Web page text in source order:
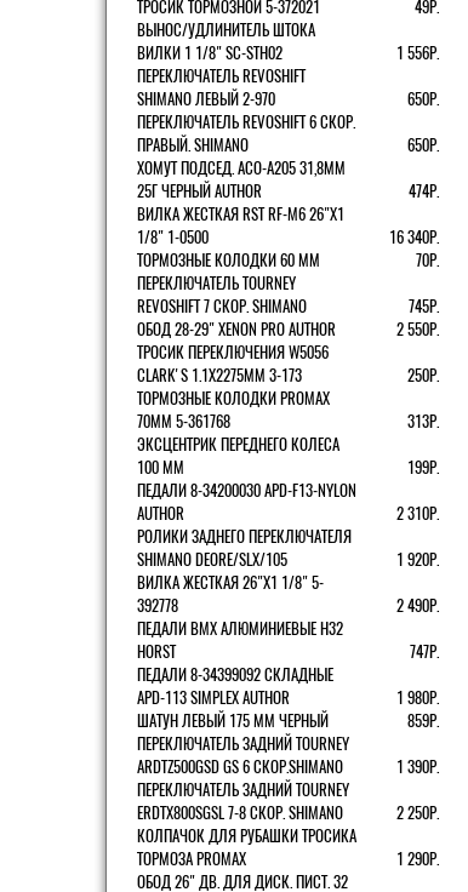
ТРОСИК ТОРМОЗНОЙ 5-372021
49Р.
ВЫНОС/УДЛИНИТЕЛЬ ШТОКА
ВИЛКИ 1 1/8" SC-STH02
1 556Р.
ПЕРЕКЛЮЧАТЕЛЬ REVOSHIFT
SHIMANO ЛЕВЫЙ 2-970
650Р.
ПЕРЕКЛЮЧАТЕЛЬ REVOSHIFT 6 СКОР.
ПРАВЫЙ. SHIMANO
650Р.
ХОМУТ ПОДСЕД. ACO-A205 31,8ММ
25Г ЧЕРНЫЙ AUTHOR
474Р.
ВИЛКА ЖЕСТКАЯ RST RF-M6 26"Х1
1/8" 1-0500
16 340Р.
ТОРМОЗНЫЕ КОЛОДКИ 60 ММ
70Р.
ПЕРЕКЛЮЧАТЕЛЬ TOURNEY
REVOSHIFT 7 СКОР. SHIMANO
745Р.
ОБОД 28-29" XENON PRO AUTHOR
2 550Р.
ТРОСИК ПЕРЕКЛЮЧЕНИЯ W5056
CLARK'S 1.1Х2275ММ 3-173
250Р.
ТОРМОЗНЫЕ КОЛОДКИ PROMAX
70ММ 5-361768
313Р.
ЭКСЦЕНТРИК ПЕРЕДНЕГО КОЛЕСА
100 ММ
199Р.
ПЕДАЛИ 8-34200030 APD-F13-NYLON
AUTHOR
2 310Р.
РОЛИКИ ЗАДНЕГО ПЕРЕКЛЮЧАТЕЛЯ
SHIMANO DEORE/SLX/105
1 920Р.
ВИЛКА ЖЕСТКАЯ 26"Х1 1/8" 5-
392778
2 490Р.
ПЕДАЛИ BMX АЛЮМИНИЕВЫЕ H32
HORST
747Р.
ПЕДАЛИ 8-34399092 СКЛАДНЫЕ
APD-113 SIMPLEX AUTHOR
1 980Р.
ШАТУН ЛЕВЫЙ 175 ММ ЧЕРНЫЙ
859Р.
ПЕРЕКЛЮЧАТЕЛЬ ЗАДНИЙ TOURNEY
ARDTZ500GSD GS 6 СКОР.SHIMANO
1 390Р.
ПЕРЕКЛЮЧАТЕЛЬ ЗАДНИЙ TOURNEY
ERDTX800SGSL 7-8 СКОР. SHIMANO
2 250Р.
КОЛПАЧОК ДЛЯ РУБАШКИ ТРОСИКА
ТОРМОЗА PROMAX
1 290Р.
ОБОД 26" ДВ. ДЛЯ ДИСК. ПИСТ. 32